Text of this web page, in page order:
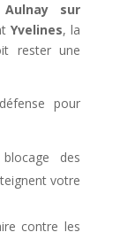
Aulnay sur
Yvelines, la
rester une
pour
des
votre
contre les